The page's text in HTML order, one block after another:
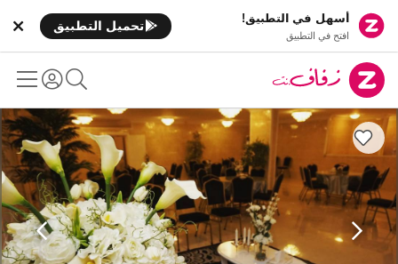
أسهل في التطبيق!
افتح في التطبيق
تحميل التطبيق